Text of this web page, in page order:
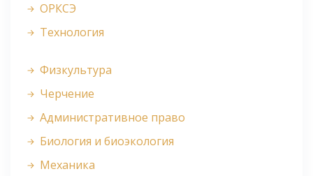
ОРКСЭ
Технология
Физкультура
Черчение
Административное право
Биология и биоэкология
Механика